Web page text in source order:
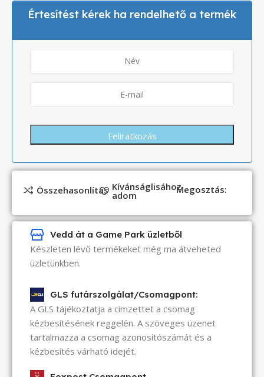
Értesítést kérek ha rendelhető a termék
Összehasonlítás Kívánságlisához
adom Megosztás:
Vedd át a Game Park üzletből
Készleten lévő termékeket még ma átveheted
üzletünkben.
GLS futárszolgálat/Csomagpont:
A GLS tájékoztatja a címzettet a csomag
kézbesítésének reggelén. A szöveges üzenet
tartalmazza a csomag azonosítószámát és a
kézbesítés várható idejét.